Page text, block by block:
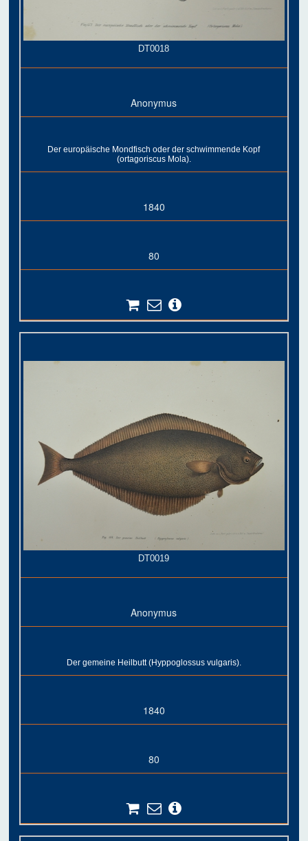
DT0018
Anonymus
Der europäische Mondfisch oder der schwimmende Kopf
(ortagoriscus Mola).
1840
80
DT0019
Anonymus
Der gemeine Heilbutt (Hyppoglossus vulgaris).
1840
80